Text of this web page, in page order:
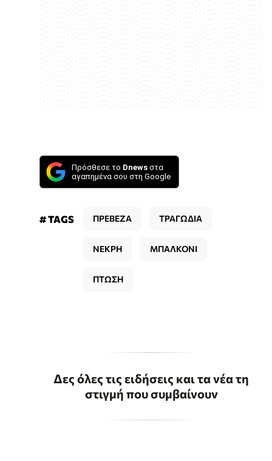
Πρόσθεσε το Dnews στα
αγαπημένα σου στη Google
# TAGS ΠΡΕΒΕΖΑ ΤΡΑΓΩΔΙΑ
ΝΕΚΡΗ ΜΠΑΛΚΟΝΙ
ΠΤΩΣΗ
Δες όλες τις ειδήσεις και τα νέα τη
στιγμή που συμβαίνουν